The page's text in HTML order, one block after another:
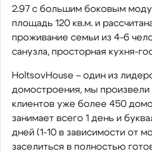
2.97 с большим боковым
площадь 120 кв.м. и
проживание семьи из 4-6
санузла, просторная кухня-
HoltsovHouse – один из
домостроения, мы произвели
клиентов уже более 450
занимает всего 1 день и
дней (1-10 в зависимости от
заселиться в полностью